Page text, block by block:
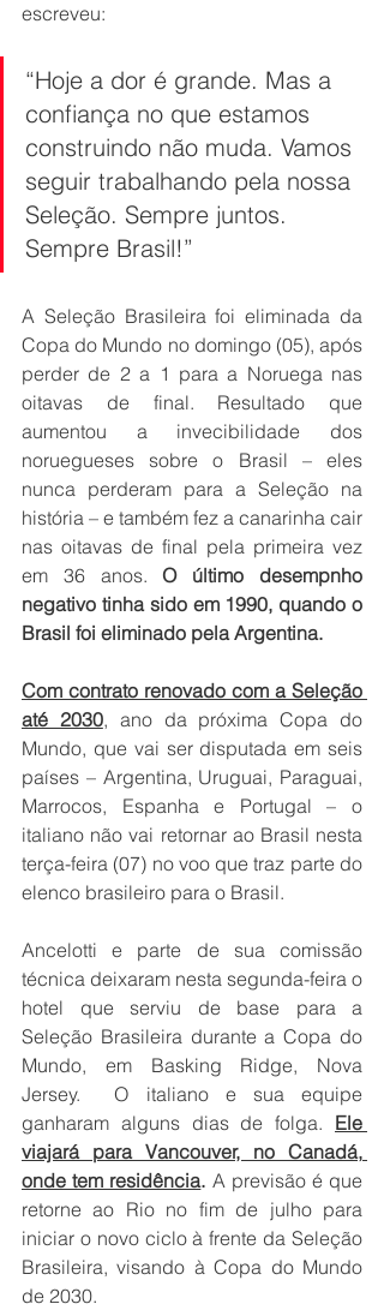
escreveu:
“Hoje a dor é grande. Mas a
confiança no que estamos
construindo não muda. Vamos
seguir trabalhando pela nossa
Seleção. Sempre juntos.
Sempre Brasil!”
A Seleção Brasileira foi eliminada da
Copa do Mundo no domingo (05), após
perder de 2 a 1 para a Noruega nas
oitavas de final. Resultado que
aumentou a invecibilidade dos
noruegueses sobre o Brasil – eles
nunca perderam para a Seleção na
história – e também fez a canarinha cair
nas oitavas de final pela primeira vez
em 36 anos. O último desempnho
negativo tinha sido em 1990, quando o
Brasil foi eliminado pela Argentina.
Com contrato renovado com a Seleção
até 2030, ano da próxima Copa do
Mundo, que vai ser disputada em seis
países – Argentina, Uruguai, Paraguai,
Marrocos, Espanha e Portugal – o
italiano não vai retornar ao Brasil nesta
terça-feira (07) no voo que traz parte do
elenco brasileiro para o Brasil.
Ancelotti e parte de sua comissão
técnica deixaram nesta segunda-feira o
hotel que serviu de base para a
Seleção Brasileira durante a Copa do
Mundo, em Basking Ridge, Nova
Jersey.  O italiano e sua equipe
ganharam alguns dias de folga. Ele
viajará para Vancouver, no Canadá,
onde tem residência. A previsão é que
retorne ao Rio no fim de julho para
iniciar o novo ciclo à frente da Seleção
Brasileira, visando à Copa do Mundo
de 2030.